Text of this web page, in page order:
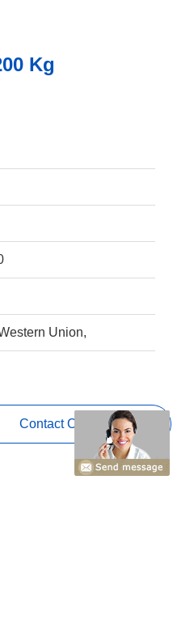
Kg
Union,
Contact Opnemen